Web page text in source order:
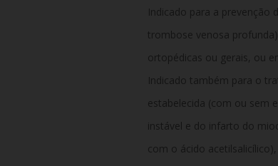
Indicado para a prevenção
trombose venosa
ortopédicas ou gerais, ou
Indicado também para o
estabelecida (com ou sem
instável e do infarto do
com o ácido acetilsalicílico),